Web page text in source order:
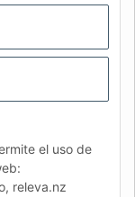
el uso de
releva.nz
NL